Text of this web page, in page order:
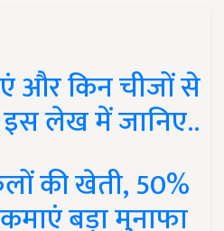
और किन चीजों से
लेख में जानिए..
की खेती, 50%
बड़ा मुनाफा